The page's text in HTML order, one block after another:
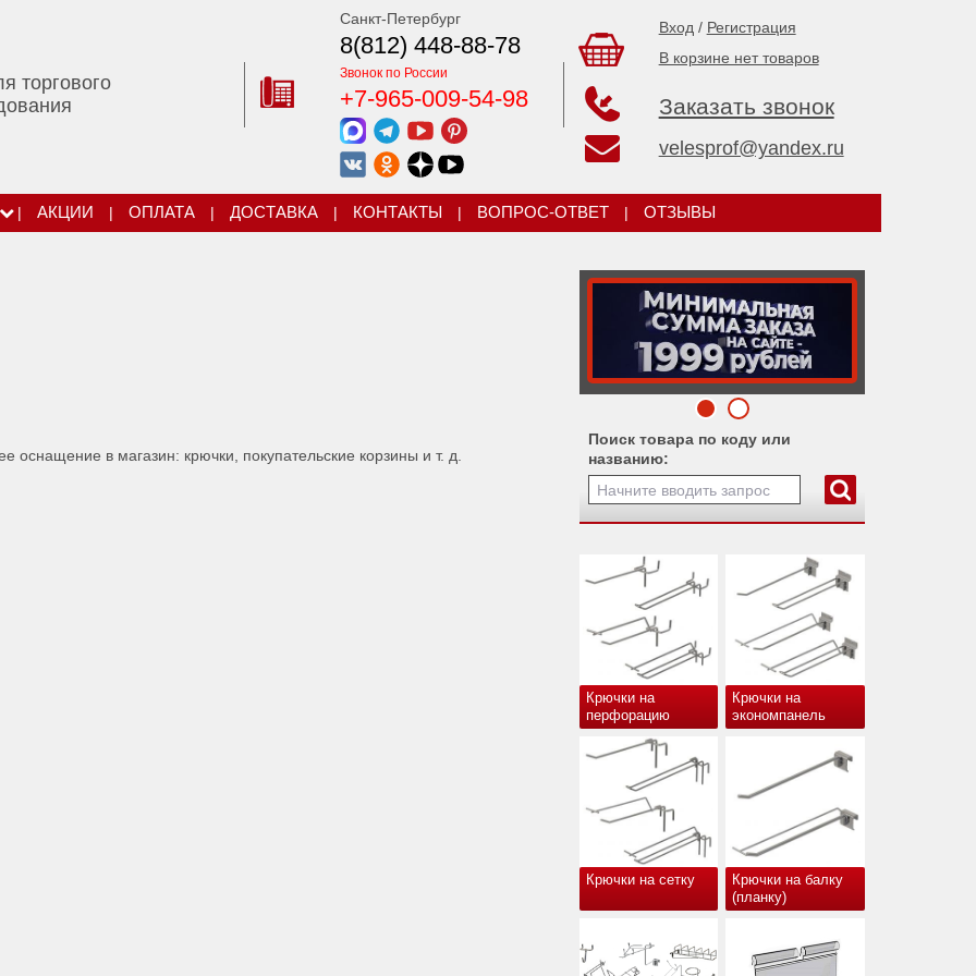
торгового
Санкт-Петербург
8(812) 448-88-78
Звонок по России
+7-965-009-54-98
Вход / Регистрация
В корзине нет товаров
Заказать звонок
velesprof@yandex.ru
| АКЦИИ | ОПЛАТА | ДОСТАВКА | КОНТАКТЫ | ВОПРОС-ОТВЕТ | ОТЗЫВЫ
Поиск товара по коду или
названию:
Крючки на
перфорацию
Крючки на
экономпанель
Крючки на сетку
Крючки на балку
(планку)
в магазин: крючки, покупательские корзины и т. д.